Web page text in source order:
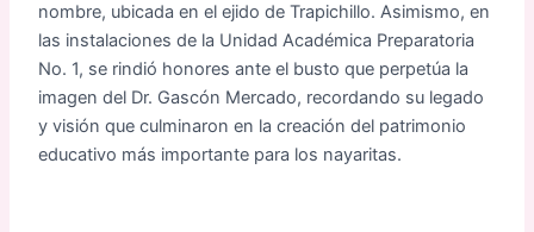
nombre, ubicada en el ejido de Trapichillo. Asimismo, en
las instalaciones de la Unidad Académica Preparatoria
No. 1, se rindió honores ante el busto que perpetúa la
imagen del Dr. Gascón Mercado, recordando su legado
y visión que culminaron en la creación del patrimonio
educativo más importante para los nayaritas.